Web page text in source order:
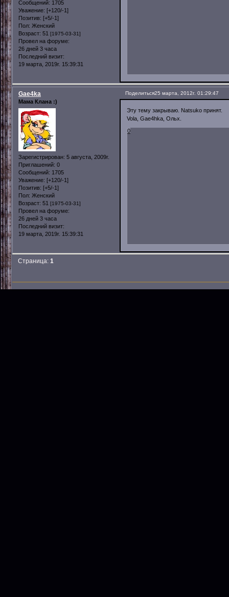
Сообщений: 1705
Уважение: [+120/-1]
Позитив: [+5/-1]
Пол: Женский
Возраст: 51 [1975-03-31]
Провел на форуме:
26 дней 3 часа
Последний визит:
19 марта, 2019г. 15:39:31
Поделиться25 марта, 2012г. 01:29:47
Gae4ka
Мама Клана :)
Зарегистрирован: 5 августа, 2009г.
Приглашений: 0
Сообщений: 1705
Уважение: [+120/-1]
Позитив: [+5/-1]
Пол: Женский
Возраст: 51 [1975-03-31]
Провел на форуме:
26 дней 3 часа
Последний визит:
19 марта, 2019г. 15:39:31
Эту тему закрываю. Natsuko принят.
Vola, Gae4hka, Ольх.
0
Страница:1